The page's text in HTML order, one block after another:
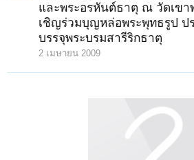
และพระอรหันต์ธาตุ ณ วัดเขา
เชิญร่วมบุญหล่อพระพุทธรูป ป
บรรจุพระบรมสารีริกธาตุ
2 เมษายน 2009